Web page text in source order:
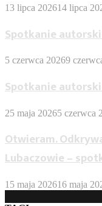
13 lipca 202614 lipca
Spotkanie
5 czerwca 20269
Spotkanie
25 maja 20265 czerwca
Otwieram.
Lubaczowie –
15 maja 202616 maja